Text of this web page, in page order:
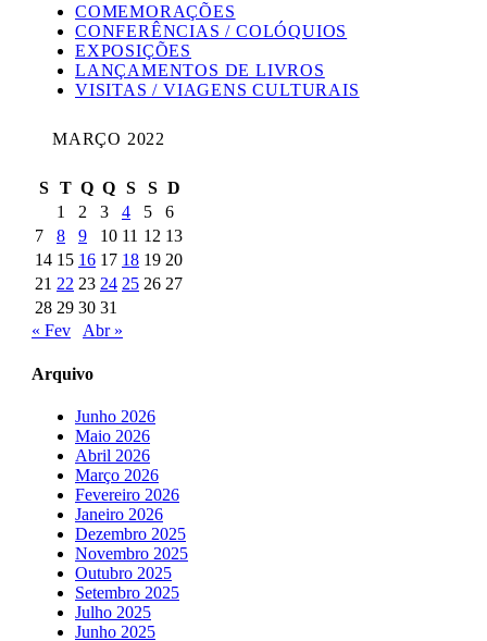
COMEMORAÇÕES
CONFERÊNCIAS / COLÓQUIOS
EXPOSIÇÕES
LANÇAMENTOS DE LIVROS
VISITAS / VIAGENS CULTURAIS
MARÇO 2022
S T Q Q S S D
1
2 3 4 5
6
7
8 9 10 11 12 13
14 15 16 17 18 19 20
21 22 23 24 25 26 27
28 29 30 31
« Fev
Abr »
Arquivo
Junho 2026
Maio 2026
Abril 2026
Março 2026
Fevereiro 2026
Janeiro 2026
Dezembro 2025
Novembro 2025
Outubro 2025
Setembro 2025
Julho 2025
Junho 2025